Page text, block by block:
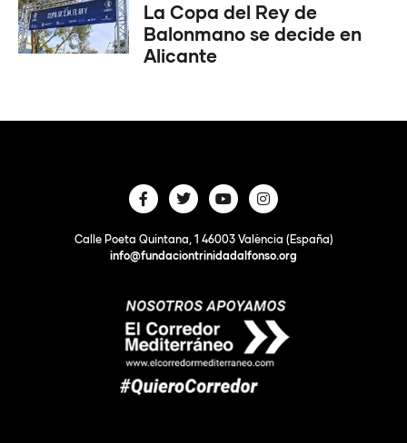
La Copa del Rey de
Balonmano se decide en
Alicante
Calle Poeta Quintana, 1 46003 València (España)
info@fundaciontrinidadalfonso.org